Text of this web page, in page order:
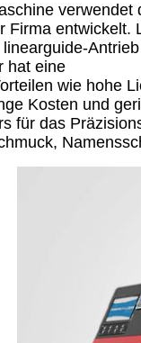
Firma
hat eine
wie hohe
Kosten und
für das